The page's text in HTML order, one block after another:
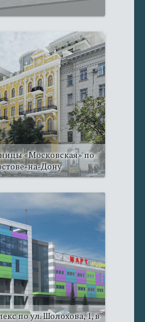
«Московская» по
на-Дону
по ул. Шолохова, 1, в